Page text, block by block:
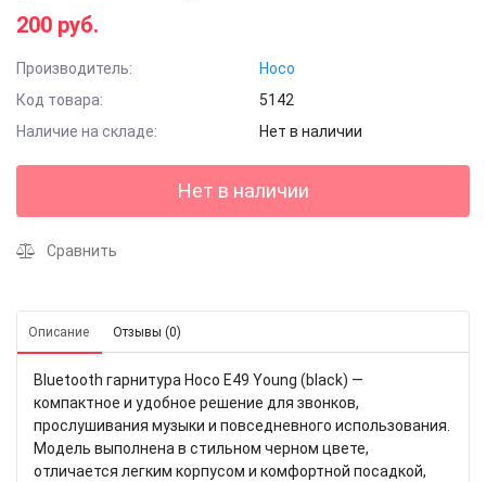
200 руб.
Производитель:
Hoco
Код товара:
5142
Наличие на складе:
Нет в наличии
Нет в наличии
Сравнить
Описание Отзывы (0)
Bluetooth гарнитура Hoco E49 Young (black) —
компактное и удобное решение для звонков,
прослушивания музыки и повседневного использования.
Модель выполнена в стильном черном цвете,
отличается легким корпусом и комфортной посадкой,